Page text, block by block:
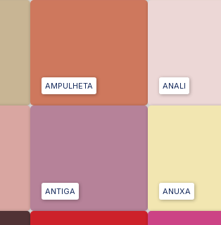
AMPULHETA ANALI
ANTIGA ANUXA